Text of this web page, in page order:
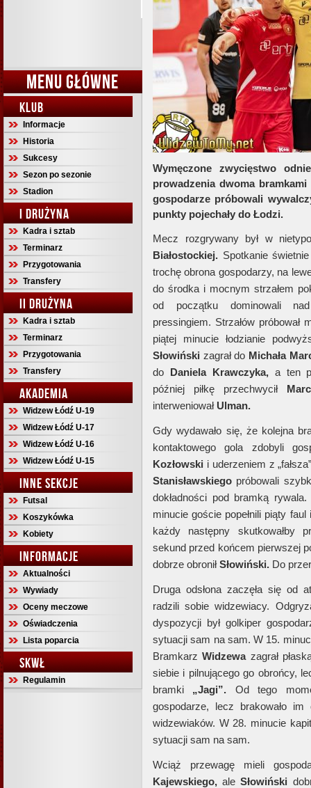
MENU GŁÓWNE
KLUB
Informacje
Historia
Sukcesy
Sezon po sezonie
Stadion
I DRUŻYNA
Kadra i sztab
Terminarz
Przygotowania
Transfery
II DRUŻYNA
Kadra i sztab
Terminarz
Przygotowania
Transfery
AKADEMIA
Widzew Łódź U-19
Widzew Łódź U-17
Widzew Łódź U-16
Widzew Łódź U-15
INNE SEKCJE
Futsal
Koszykówka
Kobiety
INFORMACJE
Aktualności
Wywiady
Oceny meczowe
Oświadczenia
Lista poparcia
SKWŁ
Regulamin
Wymęczone zwycięstwo
prowadzenia dwoma
gospodarze próbowali
punkty pojechały do Łodzi.
Mecz rozgrywany był w
Białostockiej. Spotkanie
trochę obrona gospodarzy, na
do środka i mocnym strzałem
od początku dominowali
pressingiem. Strzałów próbował
piątej minucie łodzianie
Słowiński zagrał do Michała
do Daniela Krawczyka,a ten
później piłkę przechwycił
interweniował Ulman.
Gdy wydawało się, że kolejna
kontaktowego gola zdobyli
Kozłowski i uderzeniem z
Stanisławskiego próbowali
dokładności pod bramką
minucie goście popełnili piąty
każdy następny skutkowałby
sekund przed końcem pierwszej
dobrze obroniłSłowiński. Do
Druga odsłona zaczęła się od
radzili sobie widzewiacy.
dyspozycji był golkiper
sytuacji sam na sam. W 15.
BramkarzWidzewazagrał
siebie i pilnującego go obrońcy,
bramki „Jagi”. Od tego
gospodarze, lecz brakowało
widzewiaków. W 28. minucie
sytuacji sam na sam.
Wciąż przewagę mieli
Kajewskiego, aleSłowiński